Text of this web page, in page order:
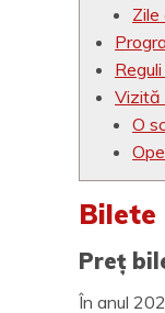
Vizită
O
Bilete
Preț
În anul